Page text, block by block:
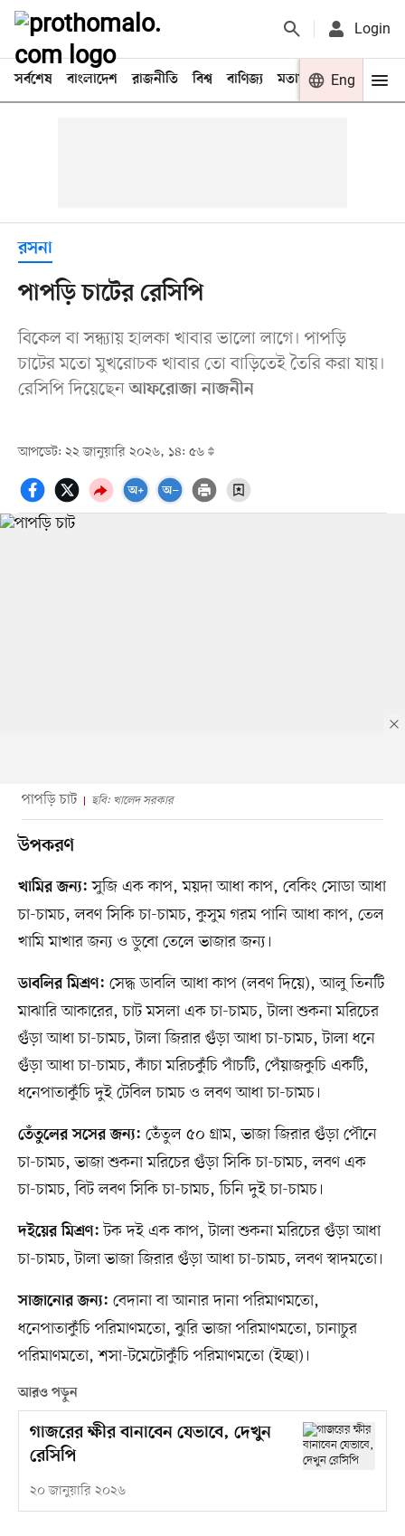
Login
সর্বশেষ বাংলাদেশ রাজনীতি বিশ্ব বাণিজ্য মতামত খেলা
Eng
রসনা
পাপড়ি চাটের রেসিপি
বিকেল বা সন্ধ্যায় হালকা খাবার ভালো লাগে। পাপড়ি
চাটের মতো মুখরোচক খাবার তো বাড়িতেই তৈরি করা যায়।
রেসিপি দিয়েছেনআফরোজা নাজনীন
আপডেট: ২২ জানুয়ারি ২০২৬, ১৪: ৫৬
পাপড়ি চাট ছবি: খালেদ সরকার
উপকরণ
খামির জন্য: সুজি এক কাপ, ময়দা আধা কাপ, বেকিং সোডা আধা
চা-চামচ, লবণ সিকি চা-চামচ, কুসুম গরম পানি আধা কাপ, তেল
খামি মাখার জন্য ও ডুবো তেলে ভাজার জন্য।
ডাবলির মিশ্রণ: সেদ্ধ ডাবলি আধা কাপ (লবণ দিয়ে), আলু তিনটি
মাঝারি আকারের, চাট মসলা এক চা-চামচ, টালা শুকনা মরিচের
গুঁড়া আধা চা-চামচ, টালা জিরার গুঁড়া আধা চা-চামচ, টালা ধনে
গুঁড়া আধা চা-চামচ, কাঁচা মরিচকুঁচি পাঁচটি, পেঁয়াজকুচি একটি,
ধনেপাতাকুঁচি দুই টেবিল চামচ ও লবণ আধা চা-চামচ।
তেঁতুলের সসের জন্য: তেঁতুল ৫০ গ্রাম, ভাজা জিরার গুঁড়া পৌনে
চা-চামচ, ভাজা শুকনা মরিচের গুঁড়া সিকি চা-চামচ, লবণ এক
চা-চামচ, বিট লবণ সিকি চা-চামচ, চিনি দুই চা-চামচ।
দইয়ের মিশ্রণ: টক দই এক কাপ, টালা শুকনা মরিচের গুঁড়া আধা
চা-চামচ, টালা ভাজা জিরার গুঁড়া আধা চা-চামচ, লবণ স্বাদমতো।
সাজানোর জন্য: বেদানা বা আনার দানা পরিমাণমতো,
ধনেপাতাকুঁচি পরিমাণমতো, ঝুরি ভাজা পরিমাণমতো, চানাচুর
পরিমাণমতো, শসা-টমেটোকুঁচি পরিমাণমতো (ইচ্ছা)।
আরও পড়ুন
গাজরের ক্ষীর বানাবেন যেভাবে, দেখুন
রেসিপি
২০ জানুয়ারি ২০২৬